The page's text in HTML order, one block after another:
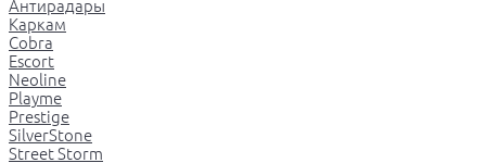
Антирадары
Каркам
Cobra
Escort
Neoline
Playme
Prestige
SilverStone
Street Storm